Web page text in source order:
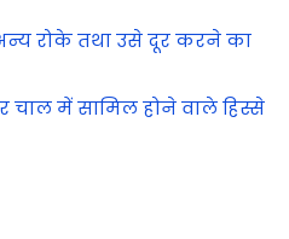
रोके तथा उसे दूर करने का
में सामिल होने वाले हिस्से